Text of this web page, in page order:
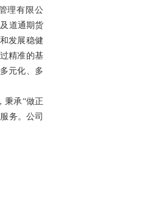
理有限公
道通期货
发展稳健
精准的基
元化、多
秉承“做正
务。公司